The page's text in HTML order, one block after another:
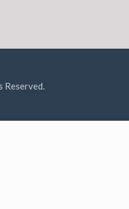
Reserved.